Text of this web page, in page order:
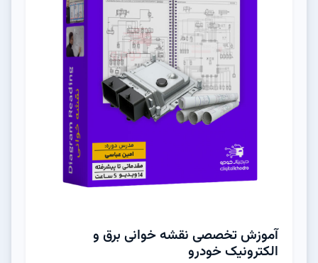
آموزش تخصصی نقشه خوانی برق و
الکترونیک خودرو